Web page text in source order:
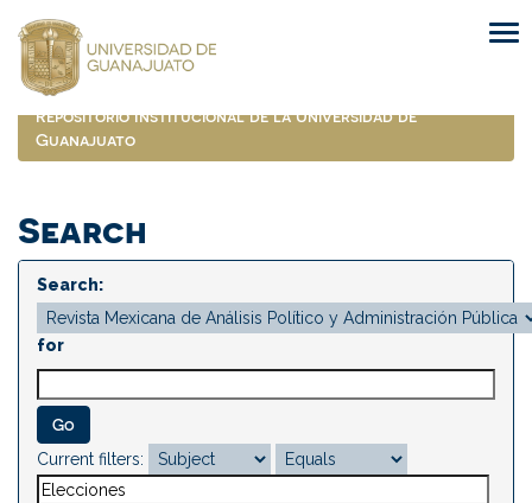
navigation
Repositorio Institucional de la Universidad de
Guanajuato
Search
Search:
for
Current filters: